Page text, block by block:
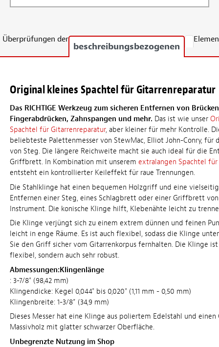
Überprüfungen der
beschreibungsbezogenen
Original kleines Spachtel für Gitarrenreparatur
Das RICHTIGE Werkzeug zum sicheren Entfernen von
Fingerabdrücken, Zahnspangen und mehr. Das ist wie unser
Spachtel für Gitarrenreparatur, aber kleiner für mehr Kontrolle.
beliebteste Palettenmesser von StewMac, Elliot John-Conry, für
von Steg. Die längere Reichweite macht sie auch ideal für die
Griffbrett. In Kombination mit unserem extralangen Spachtel
entsteht ein kontrollierter Keileffekt für raue Trennungen.
Die Stahlklinge hat einen bequemen Holzgriff und eine
Entfernen einer Steg, eines Schlagbrett oder einer Griffbrett
Instrument. Die konische Klinge hilft, Klebenähte leicht zu
Die Klinge verjüngt sich zu einem extrem dünnen und feinen
leicht in enge Räume. Es ist auch flexibel, sodass die Klinge
Sie den Griff sicher vom Gitarrenkorpus fernhalten. Die Klinge
flexibel, sondern auch sehr robust.
Abmessungen:Klingenlänge
: 3-7/8" (98,42 mm)
Klingendicke: Kegel 0,044" bis 0,020" (1,11 mm - 0,50 mm)
Klingenbreite: 1-3/8” (34,9 mm)
Dieses Messer hat eine Klinge aus poliertem Edelstahl und einen
Massivholz mit glatter schwarzer Oberfläche.
Unbegrenzte Nutzung im Shop